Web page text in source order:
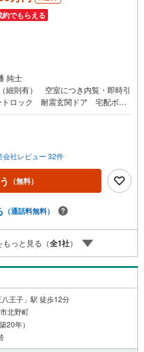
約でもらえる
純士
細則有） 空室につき内覧・即時引
ロック 耐震玄関ドア 宅配ボッ
ことから始めます。お客様のお話
っかり話し合う「心」のコミュニ
ます。だからこそ、それぞれのお
」をご提案をすることができるの
予約で当日見学が可能！（1）［室
をクリック（2）本日～4日以内をご
各社の2025年度中間期の売買仲介
お約束します。お家探しを始めて
は、お気軽に東宝ハウス町田に相
ッフ一同お客様のお問合せをお待
会社レビュー 32件
（無料）
（通話料無料）
っと見る（全1社）
王子」駅 徒歩12分
北野町
20年）